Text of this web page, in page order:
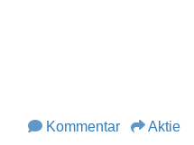
Kommentar Aktie